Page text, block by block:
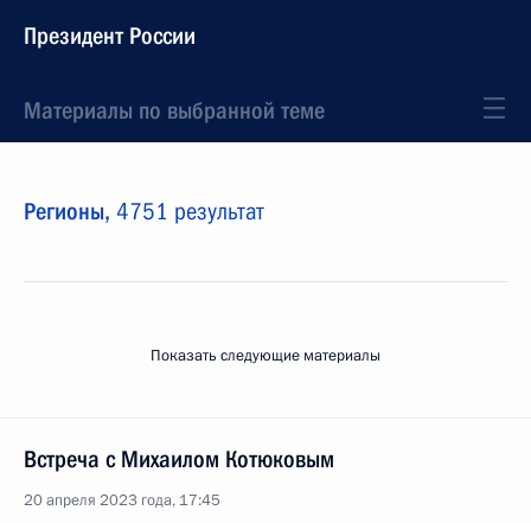
Президент России
Материалы по выбранной теме
Регионы, 4751 результат
Показать следующие материалы
Встреча с Михаилом Котюковым
20 апреля 2023 года, 17:45